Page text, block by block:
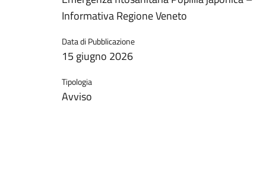
Informativa Regione Veneto
Data di Pubblicazione
15 giugno 2026
Tipologia
Avviso